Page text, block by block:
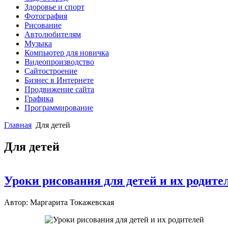
Здоровье и спорт
Фотография
Рисование
Автолюбителям
Музыка
Компьютер для новичка
Видеопроизводство
Сайтостроение
Бизнес в Интернете
Продвижение сайта
Графика
Программирование
Главная Для детей
Для детей
Уроки рисования для детей и их
Автор: Маргарита Токажевская